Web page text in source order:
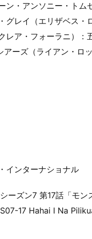
ン・アンソニー・トム
グレイ（エリザベス・
レア・フォーラニ）：
アーズ（ライアン・ロ
インターナショナル
ーズン7 第17話「モン
17 Hahai I Na